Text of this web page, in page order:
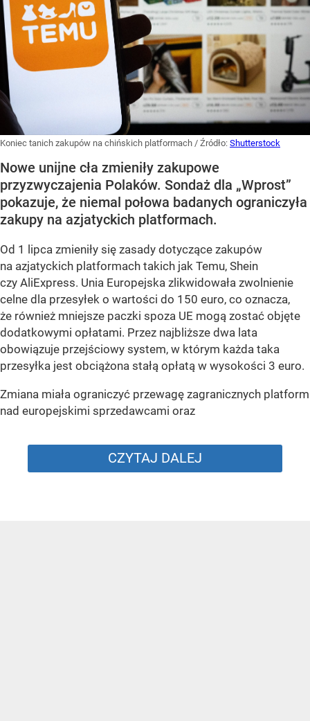
Koniec tanich zakupów na chińskich platformach / Źródło: Shutterstock
Nowe unijne cła zmieniły zakupowe
przyzwyczajenia Polaków. Sondaż dla „Wprost”
pokazuje, że niemal połowa badanych ograniczyła
zakupy na azjatyckich platformach.
Od 1 lipca zmieniły się zasady dotyczące zakupów
na azjatyckich platformach takich jak Temu, Shein
czy AliExpress. Unia Europejska zlikwidowała zwolnienie
celne dla przesyłek o wartości do 150 euro, co oznacza,
że również mniejsze paczki spoza UE mogą zostać objęte
dodatkowymi opłatami. Przez najbliższe dwa lata
obowiązuje przejściowy system, w którym każda taka
przesyłka jest obciążona stałą opłatą w wysokości 3 euro.
Zmiana miała ograniczyć przewagę zagranicznych platform
nad europejskimi sprzedawcami oraz
CZYTAJ DALEJ